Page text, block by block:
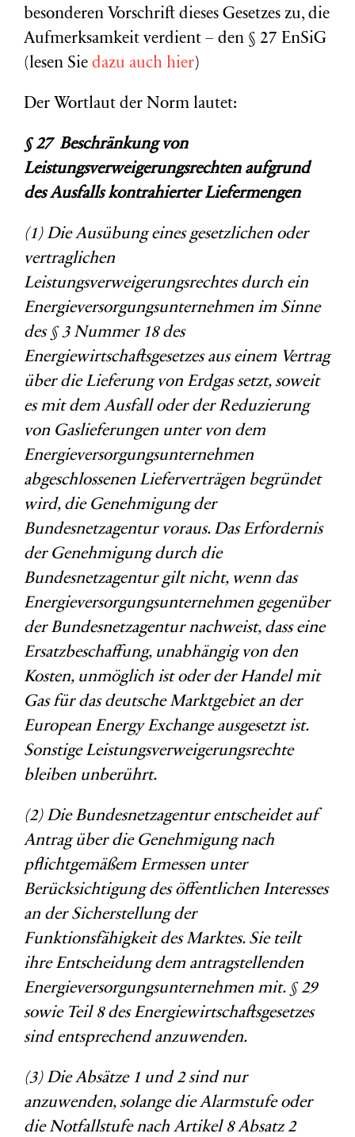
besonderen Vorschrift dieses Gesetzes zu, die
Aufmerksamkeit verdient – den § 27 EnSiG
(lesen Sie dazu auch hier)
Der Wortlaut der Norm lautet:
§ 27 Beschränkung von
Leistungsverweigerungsrechten aufgrund
des Ausfalls kontrahierter Liefermengen
(1) Die Ausübung eines gesetzlichen oder
vertraglichen
Leistungsverweigerungsrechtes durch ein
Energieversorgungsunternehmen im Sinne
des § 3 Nummer 18 des
Energiewirtschaftsgesetzes aus einem Vertrag
über die Lieferung von Erdgas setzt, soweit
es mit dem Ausfall oder der Reduzierung
von Gaslieferungen unter von dem
Energieversorgungsunternehmen
abgeschlossenen Lieferverträgen begründet
wird, die Genehmigung der
Bundesnetzagentur voraus. Das Erfordernis
der Genehmigung durch die
Bundesnetzagentur gilt nicht, wenn das
Energieversorgungsunternehmen gegenüber
der Bundesnetzagentur nachweist, dass eine
Ersatzbeschaffung, unabhängig von den
Kosten, unmöglich ist oder der Handel mit
Gas für das deutsche Marktgebiet an der
European Energy Exchange ausgesetzt ist.
Sonstige Leistungsverweigerungsrechte
bleiben unberührt.
(2) Die Bundesnetzagentur entscheidet auf
Antrag über die Genehmigung nach
pflichtgemäßem Ermessen unter
Berücksichtigung des öffentlichen Interesses
an der Sicherstellung der
Funktionsfähigkeit des Marktes. Sie teilt
ihre Entscheidung dem antragstellenden
Energieversorgungsunternehmen mit. § 29
sowie Teil 8 des Energiewirtschaftsgesetzes
sind entsprechend anzuwenden.
(3) Die Absätze 1 und 2 sind nur
anzuwenden, solange die Alarmstufe oder
die Notfallstufe nach Artikel 8 Absatz 2